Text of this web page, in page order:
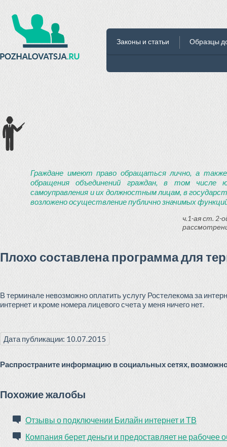
Законы и статьи Образцы
Граждане имеют право обращаться лично, а
обращения объединений граждан, в том числе
самоуправления и их должностным лицам, в
возложено осуществление публично значимых
ч.1-ая ст. 2-
Плохо составлена программа для
В терминале невозможно оплатить услугу Ростелекома за
интернет и кроме номера лицевого счета у меня ничего нет.
Дата публикации: 10.07.2015
Распространите информацию в социальных сетях,
Похожие жалобы
Отзывы о подключении Билайн интернет и ТВ
Компания берет деньги и предоставляет не рабочее